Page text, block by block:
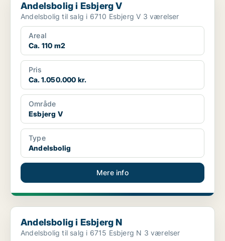
Andelsbolig i Esbjerg V
Andelsbolig til salg i 6710 Esbjerg V 3 værelser
Areal
Ca. 110 m2
Pris
Ca. 1.050.000 kr.
Område
Esbjerg V
Type
Andelsbolig
Mere info
Andelsbolig i Esbjerg N
Andelsbolig i Esbjerg N
Andelsbolig til salg i 6715 Esbjerg N 3 værelser